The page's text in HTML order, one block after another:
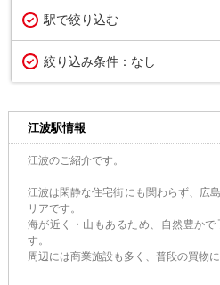
駅で絞り込む
絞り込み条件： なし
江波駅情報
江波のご紹介です。
江波は閑静な住宅街にも関わらず、広
リアです。
海が近く・山もあるため、自然豊か
す。
周辺には商業施設も多く、普段の買物